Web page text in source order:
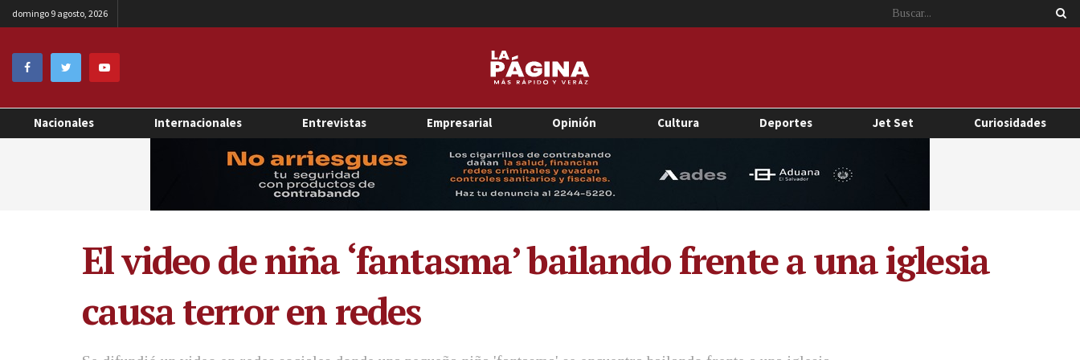
domingo 9 agosto, 2026
Nacionales Internacionales Entrevistas Empresarial Opinión Cultura Deportes Jet Set Curiosidades
El video de niña ‘fantasma’ bailando frente a una iglesia
causa terror en redes